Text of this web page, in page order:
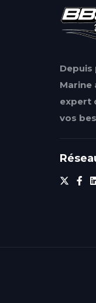
Depuis
Marine
expert
vos